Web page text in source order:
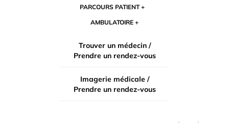
PARCOURS PATIENT
AMBULATOIRE
Trouver un médecin /
Prendre un rendez-vous
Imagerie médicale /
Prendre un rendez-vous